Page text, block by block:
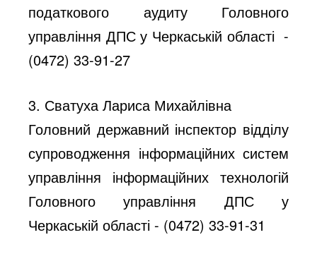
податкового аудиту Головного
управління ДПС у Черкаській області -
(0472) 33-91-27
3. Сватуха Лариса Михайлівна
Головний державний інспектор відділу
супроводження інформаційних систем
управління інформаційних технологій
Головного управління ДПС у
Черкаській області - (0472) 33-91-31